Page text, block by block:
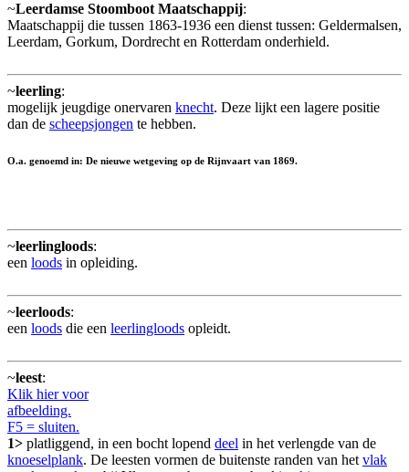
~Leerdamse Stoomboot Maatschappij:
Maatschappij die tussen 1863-1936 een dienst tussen: Geldermalsen,
Leerdam, Gorkum, Dordrecht en Rotterdam onderhield.
~leerling:
mogelijk jeugdige onervaren knecht. Deze lijkt een lagere positie
dan de scheepsjongen te hebben.
O.a. genoemd in: De nieuwe wetgeving op de Rijnvaart van 1869.
~leerlingloods:
een loods in opleiding.
~leerloods:
een loods die een leerlingloods opleidt.
~leest:
Klik hier voor
afbeelding.
F5 = sluiten.
1> platliggend, in een bocht lopend deel in het verlengde van de
knoeselplank. De leesten vormen de buitenste randen van het vlak